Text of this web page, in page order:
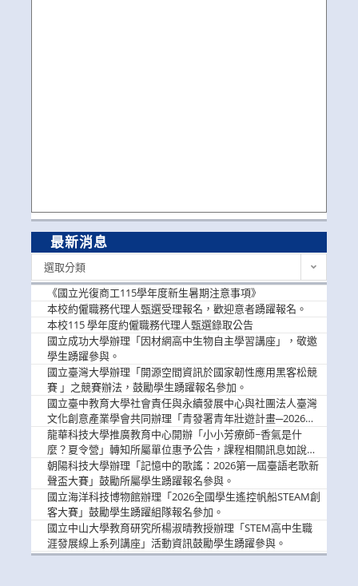
最新消息
選取分類
《國立光復商工115學年度新生暑期注意事項》
本校約僱職務代理人甄選受理報名，歡迎意者踴躍報名。
本校115 學年度約僱職務代理人甄選錄取公告
國立成功大學辦理「因材網高中生物自主學習講座」，敬邀
學生踴躍參與。
國立臺灣大學辦理「開源空間資訊於國家韌性應用黑客松競
賽 」之競賽辦法，鼓勵學生踴躍報名參加。
國立臺中教育大學社會責任與永續發展中心與社團法人臺灣
文化創意產業學會共同辦理「青發署青年壯遊計畫─2026臺
中舊城都市建築文化體驗」活動，敬邀學生踴躍報名參加，
公告周知。
龍華科技大學推廣教育中心開辦「小小芳療師~香氣是什
麼？夏令營」轉知所屬單位惠予公告，課程相關訊息如說
明。
朝陽科技大學辦理「記憶中的歌謠：2026第一屆臺語老歌新
聲盃大賽」鼓勵所屬學生踴躍報名參與。
國立海洋科技博物館辦理「2026全國學生遙控帆船STEAM創
客大賽」鼓勵學生踴躍組隊報名參加。
國立中山大學教育研究所楊淑晴教授辦理「STEM高中生職
涯發展線上系列講座」活動資訊鼓勵學生踴躍參與。